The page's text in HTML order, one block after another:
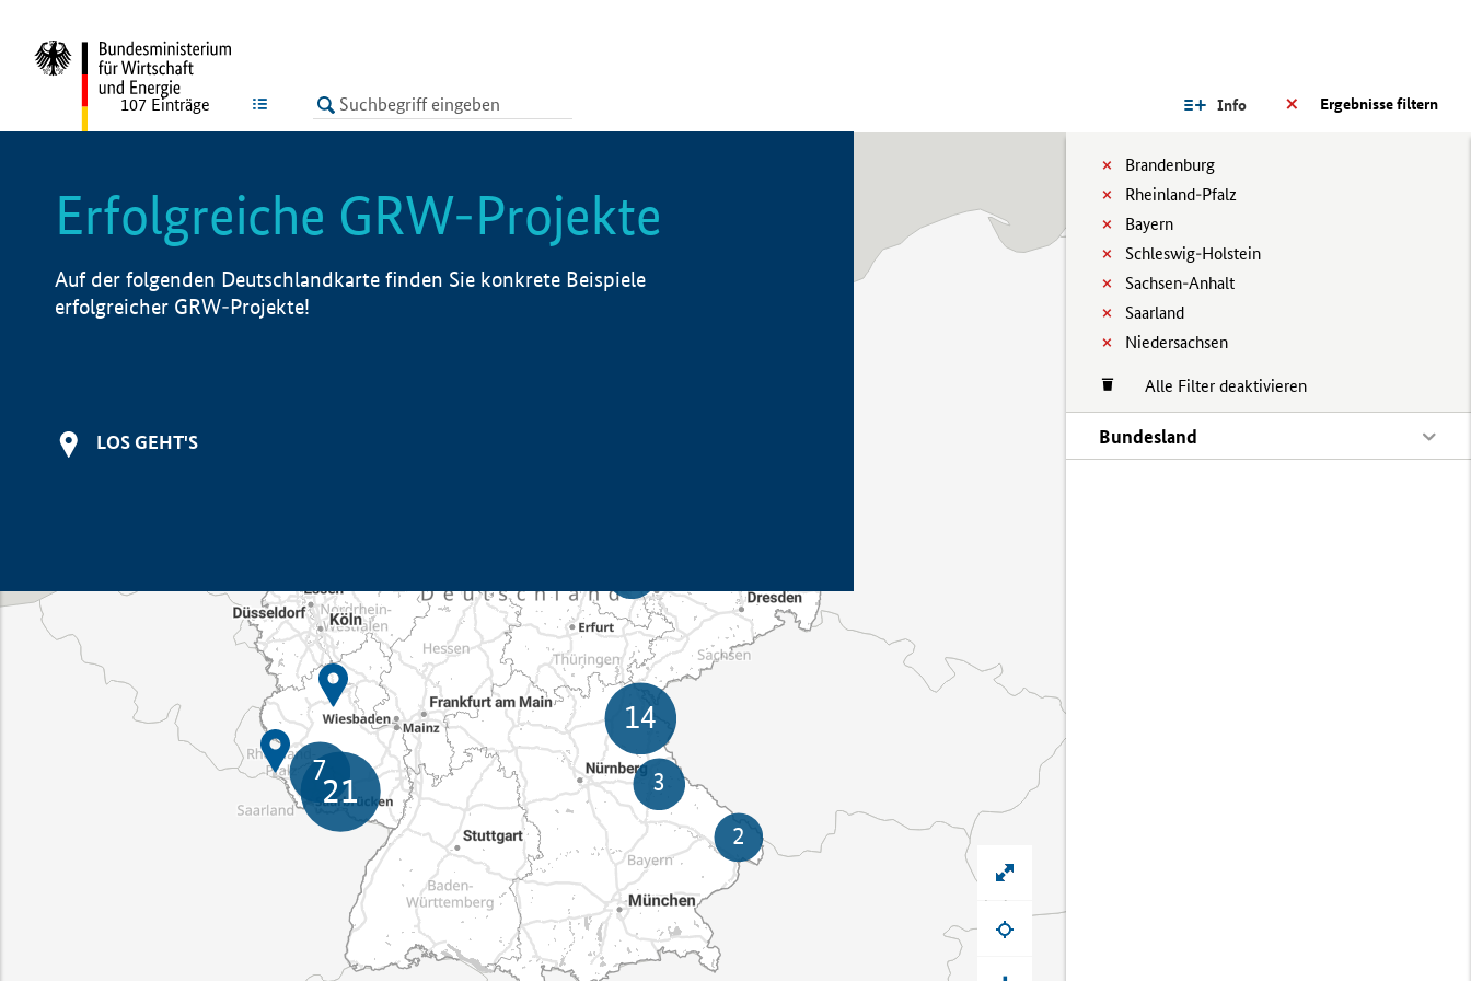
LISTE Ergebnisse filtern
Info
Brandenburg
Rheinland-Pfalz
Bayern
Schleswig-Holstein
Sachsen-Anhalt
Saarland
Niedersachsen
Alle Filter deaktivieren
Bundesland
107 Einträge
Erfolgreiche GRW-Projekte
Auf der folgenden Deutschlandkarte finden Sie konkrete Beispiele
erfolgreicher GRW-Projekte!
LOS GEHT'S